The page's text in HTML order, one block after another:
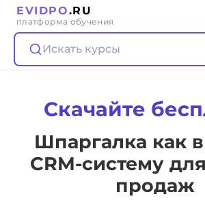
EVIDPO.RU
платформа обучения
Искать курсы
Скачайте
Шпаргалка как
CRM-систему
продаж